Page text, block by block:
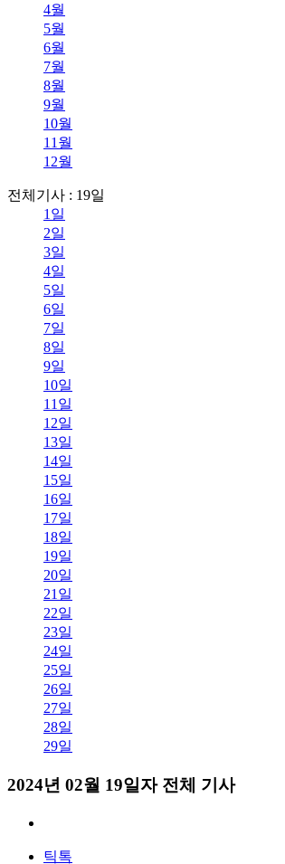
4월
5월
6월
7월
8월
9월
10월
11월
12월
전체기사 : 19일
1일
2일
3일
4일
5일
6일
7일
8일
9일
10일
11일
12일
13일
14일
15일
16일
17일
18일
19일
20일
21일
22일
23일
24일
25일
26일
27일
28일
29일
2024년 02월 19일자 전체 기사
틱톡